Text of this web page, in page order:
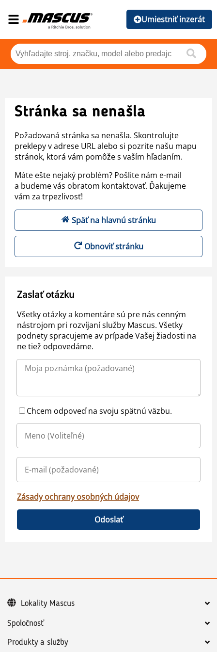
Umiestniť inzerát
Stránka sa nenašla
Požadovaná stránka sa nenašla. Skontrolujte
preklepy v adrese URL alebo si pozrite našu mapu
stránok, ktorá vám pomôže s vaším hľadaním.
Máte ešte nejaký problém? Pošlite nám e-mail
a budeme vás obratom kontaktovať. Ďakujeme
vám za trpezlivosť!
Späť na hlavnú stránku
Obnoviť stránku
Zaslať otázku
Všetky otázky a komentáre sú pre nás cenným
nástrojom pri rozvíjaní služby Mascus. Všetky
podnety spracujeme av prípade Vašej žiadosti na
ne tiež odpovedáme.
Chcem odpoveď na svoju spätnú väzbu.
Zásady ochrany osobných údajov
Odoslať
Spoločnosť
Produkty a služby
Lokality Mascus